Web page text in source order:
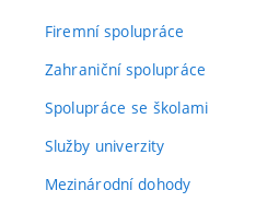
Firemní spolupráce
Zahraniční spolupráce
Spolupráce se školami
Služby univerzity
Mezinárodní dohody